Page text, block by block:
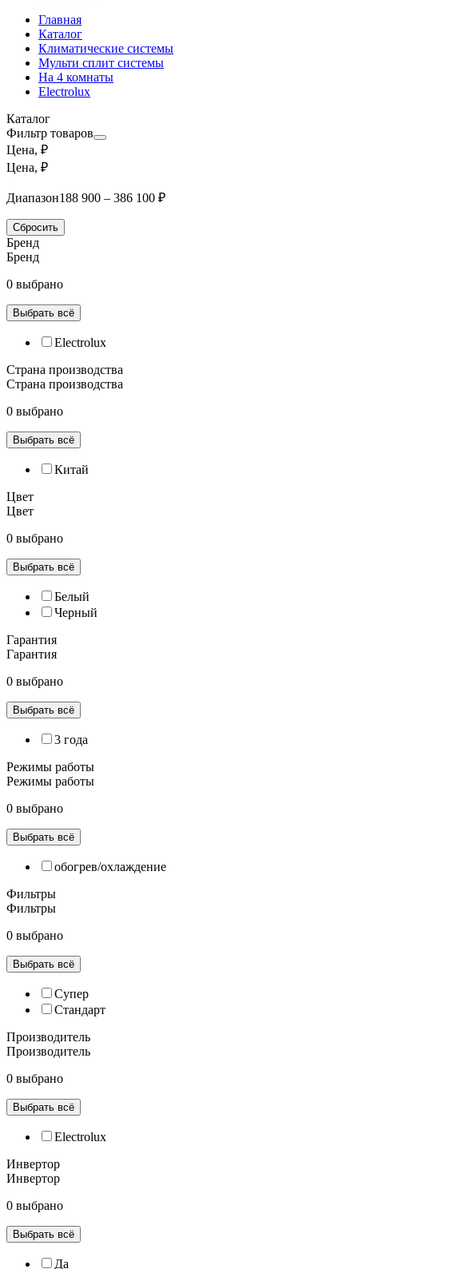
Главная
Каталог
Климатические системы
Мульти сплит системы
На 4 комнаты
Electrolux
Каталог
Фильтр товаров
Цена, ₽
Цена, ₽
Диапазон188 900 – 386 100 ₽
Сбросить
Бренд
Бренд
0 выбрано
Выбрать всё
Electrolux
Страна производства
Страна производства
0 выбрано
Выбрать всё
Китай
Цвет
Цвет
0 выбрано
Выбрать всё
Белый
Черный
Гарантия
Гарантия
0 выбрано
Выбрать всё
3 года
Режимы работы
Режимы работы
0 выбрано
Выбрать всё
обогрев/охлаждение
Фильтры
Фильтры
0 выбрано
Выбрать всё
Супер
Cтандарт
Производитель
Производитель
0 выбрано
Выбрать всё
Electrolux
Инвертор
Инвертор
0 выбрано
Выбрать всё
Да